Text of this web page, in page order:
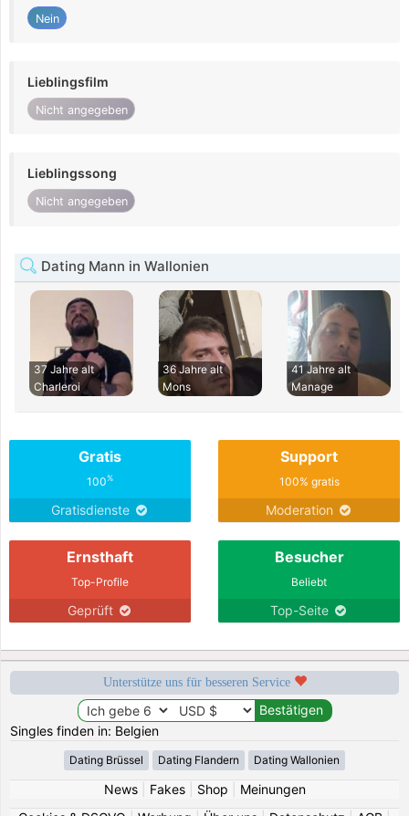
Nein
Lieblingsfilm
Nicht angegeben
Lieblingssong
Nicht angegeben
Dating Mann in Wallonien
37 Jahre alt
Charleroi
36 Jahre alt
Mons
41 Jahre alt
Manage
Gratis
100%
Gratisdienste
Support
100% gratis
Moderation
Ernsthaft
Top-Profile
Geprüft
Besucher
Beliebt
Top-Seite
Unterstütze uns für besseren Service
Singles finden in: Belgien
Dating Brüssel Dating Flandern Dating Wallonien
News| Fakes| Shop
Meinungen